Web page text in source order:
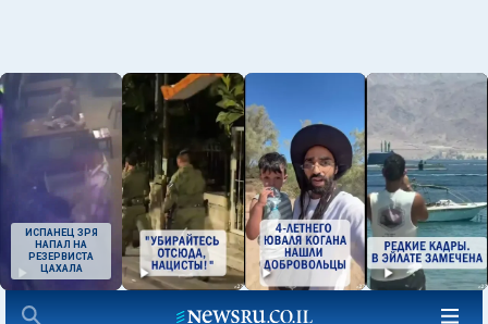
ИСПАНЕЦ ЗРЯ
НАПАЛ НА
РЕЗЕРВИСТА
ЦАХАЛА